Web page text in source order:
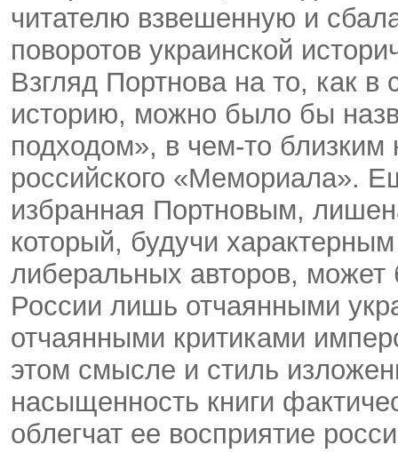
читателю взвешенную и
поворотов украинской
Взгляд Портнова на то, как
историю, можно было бы
подходом», в чем-то близким
российского «Мемориала».
избранная Портновым,
который, будучи
либеральных авторов, может
России лишь отчаянными
отчаянными критиками
этом смысле и стиль
насыщенность книги
облегчат ее восприятие